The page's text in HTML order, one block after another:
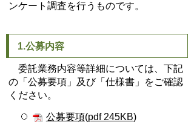
ンケート調査を行うものです。
1.公募内容
委託業務内容等詳細については、下記
の「公募要項」及び「仕様書」をご確認
ください。
公募要項(pdf 245KB)